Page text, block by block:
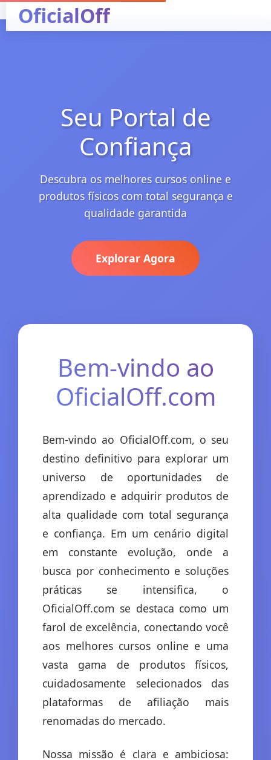
OficialOff
Seu Portal de
Confiança
Descubra os melhores cursos online e
produtos físicos com total segurança e
qualidade garantida
Explorar Agora
Bem-vindo ao
OficialOff.com
Bem-vindo ao OficialOff.com, o seu
destino definitivo para explorar um
universo de oportunidades de
aprendizado e adquirir produtos de
alta qualidade com total segurança
e confiança. Em um cenário digital
em constante evolução, onde a
busca por conhecimento e soluções
práticas se intensifica, o
OficialOff.com se destaca como um
farol de excelência, conectando você
aos melhores cursos online e uma
vasta gama de produtos físicos,
cuidadosamente selecionados das
plataformas de afiliação mais
renomadas do mercado.
Nossa missão é clara e ambiciosa: